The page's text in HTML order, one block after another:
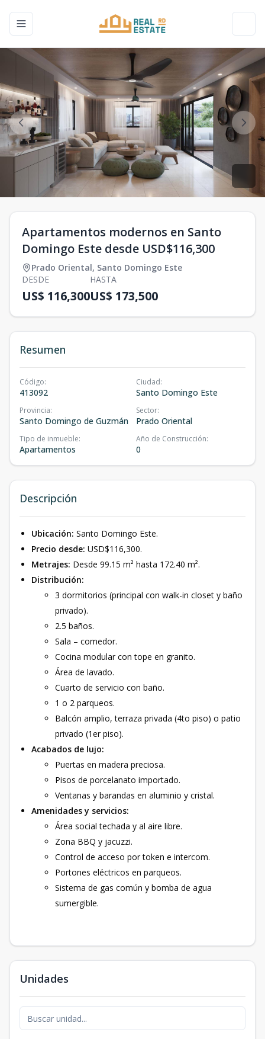
Toggle navigation menu
Apartamentos modernos en Santo
Domingo Este desde USD$116,300
Prado Oriental, Santo Domingo Este
DESDE
US$ 116,300
HASTA
US$ 173,500
Resumen
Código:
413092
Ciudad:
Santo Domingo Este
Provincia:
Santo Domingo de Guzmán
Sector:
Prado Oriental
Tipo de inmueble:
Apartamentos
Año de Construcción:
0
Descripción
Ubicación: Santo Domingo Este.
Precio desde: USD$116,300.
Metrajes: Desde 99.15 m² hasta 172.40 m².
Distribución:
3 dormitorios (principal con walk-in closet y baño
privado).
2.5 baños.
Sala – comedor.
Cocina modular con tope en granito.
Área de lavado.
Cuarto de servicio con baño.
1 o 2 parqueos.
Balcón amplio, terraza privada (4to piso) o patio
privado (1er piso).
Acabados de lujo:
Puertas en madera preciosa.
Pisos de porcelanato importado.
Ventanas y barandas en aluminio y cristal.
Amenidades y servicios:
Área social techada y al aire libre.
Zona BBQ y jacuzzi.
Control de acceso por token e intercom.
Portones eléctricos en parqueos.
Sistema de gas común y bomba de agua
sumergible.
Unidades